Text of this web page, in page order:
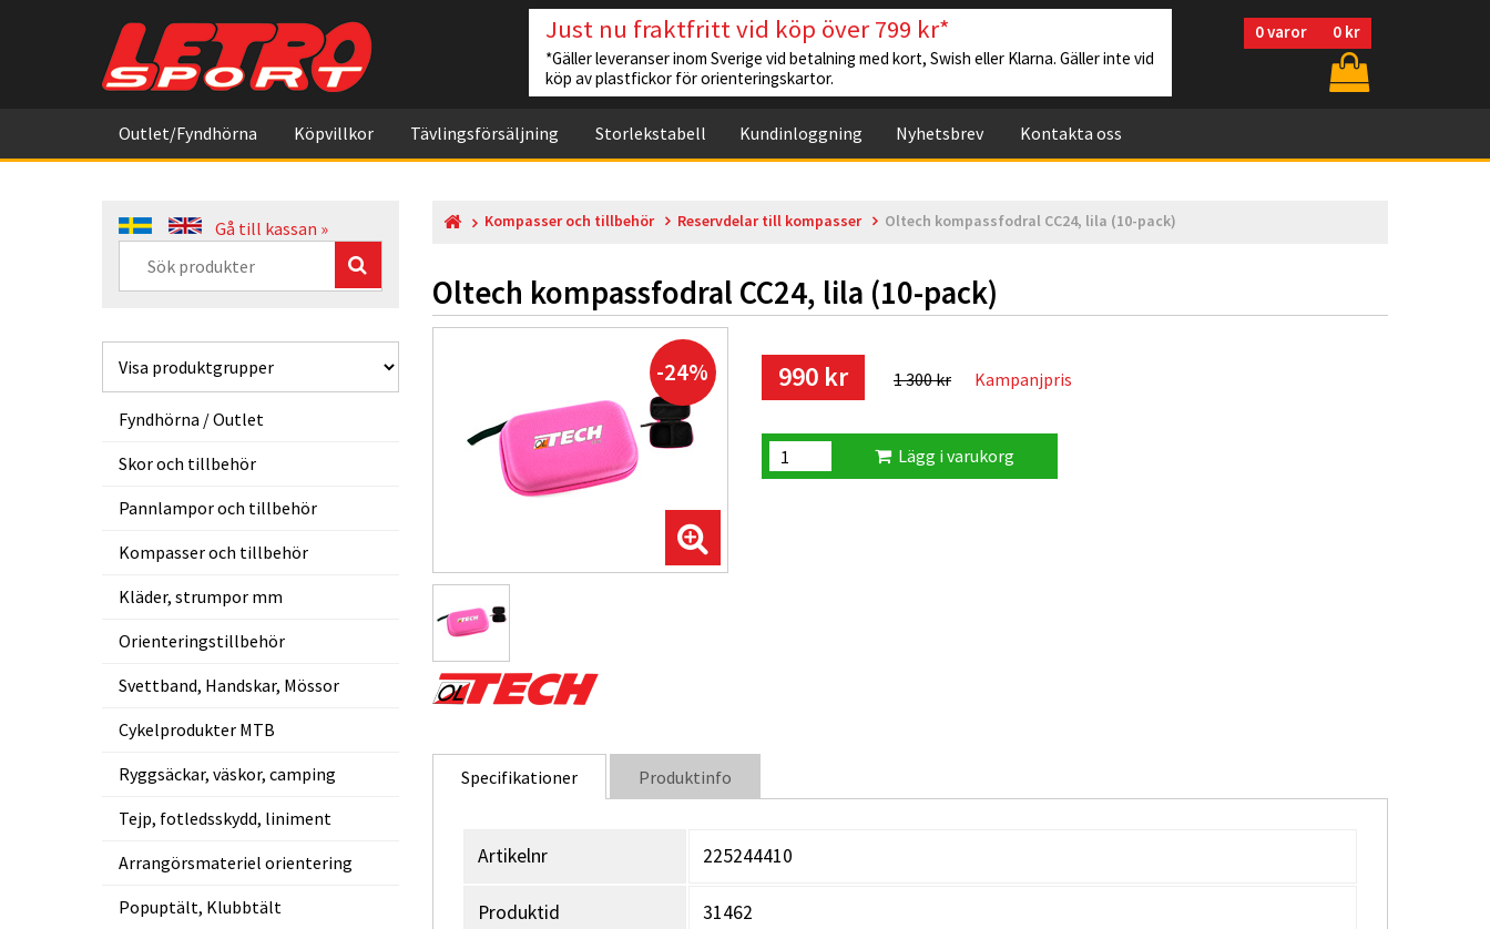
0varor 0 kr
Just nu fraktfritt vid köp över 799 kr*
*Gäller leveranser inom Sverige vid betalning med kort, Swish eller Klarna. Gäller inte vid
köp av plastfickor för orienteringskartor.
Outlet/Fyndhörna Köpvillkor Tävlingsförsäljning Storlekstabell Kundinloggning Nyhetsbrev Kontakta oss
Gå till kassan »
Fyndhörna / Outlet
Skor och tillbehör
Pannlampor och tillbehör
Kompasser och tillbehör
Kläder, strumpor mm
Orienteringstillbehör
Svettband, Handskar, Mössor
Cykelprodukter MTB
Ryggsäckar, väskor, camping
Tejp, fotledsskydd, liniment
Arrangörsmateriel orientering
Popuptält, Klubbtält
Kompasser och tillbehör Reservdelar till kompasser Oltech kompassfodral CC24, lila (10-pack)
Oltech kompassfodral CC24, lila (10-pack)
-24% 990 kr 1 300 kr Kampanjpris
Lägg i varukorg
Specifikationer Produktinfo
Artikelnr 225244410
Produktid 31462